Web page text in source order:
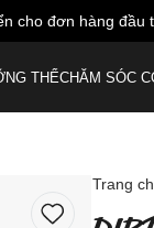
cho đơn hàng đầu
THỂCHĂM SÓC
Trang